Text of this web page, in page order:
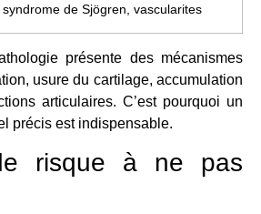
syndrome de Sjögren, vascularites
présente des mécanismes
usure du cartilage, accumulation
articulaires. C’est pourquoi un
précis est indispensable.
risque à ne pas